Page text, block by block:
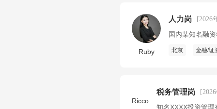
Ruby
人力岗 [2026
国内某知名融
北京 金融/证
Ricco
税务管理岗
知名XXXX投资管理